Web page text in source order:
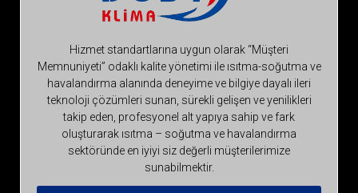
Hizmet standartlarına uygun olarak “Müşteri
Memnuniyeti” odaklı kalite yönetimi ile ısıtma-soğutma ve
havalandırma alanında deneyime ve bilgiye dayalı ileri
teknoloji çözümleri sunan, sürekli gelişen ve yenilikleri
takip eden, profesyonel alt yapıya sahip ve fark
oluşturarak ısıtma – soğutma ve havalandırma
sektöründe en iyiyi siz değerli müşterilerimize
sunabilmektir.